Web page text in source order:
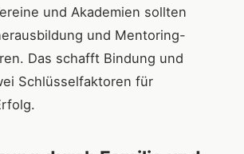
und Akademien sollten
und Mentoring-
Das schafft Bindung und
Schlüsselfaktoren für